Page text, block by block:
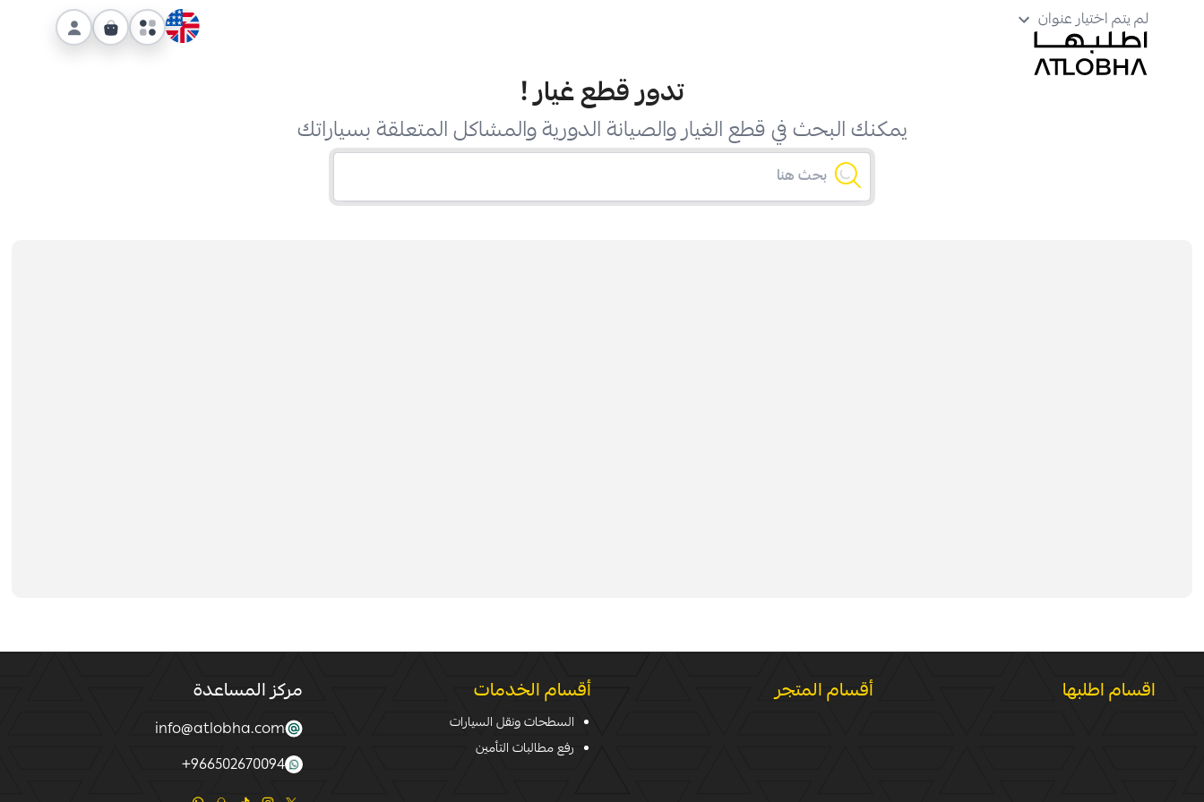
لم يتم اختيار عنوان
تدور قطع غيار!
يمكنك البحث في قطع الغيار والصيانة الدورية والمشاكل المتعلقة بسياراتك
اقسام اطلبها أقسام المتجر أقسام الخدمات
السطحات ونقل السيارات
رفع مطالبات التأمين
مركز المساعدة
info@atlobha.com
966502670094
+